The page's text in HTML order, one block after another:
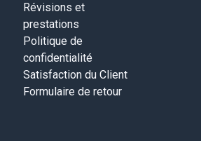
Révisions et
prestations
Politique de
confidentialité
Satisfaction du Client
Formulaire de retour